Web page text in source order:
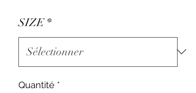
SIZE *
Quantité *